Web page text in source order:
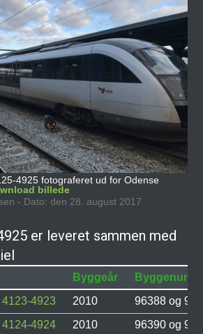
4925 fotograferet ud for Odense
billede
- Dato: den 28. august 2017
er leveret sammen med
Byggeår
4123-4923
2010
96388 og
4124-4924
2010
96390 og